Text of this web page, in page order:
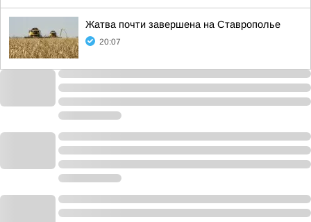
Жатва почти завершена на Ставрополье
20:07